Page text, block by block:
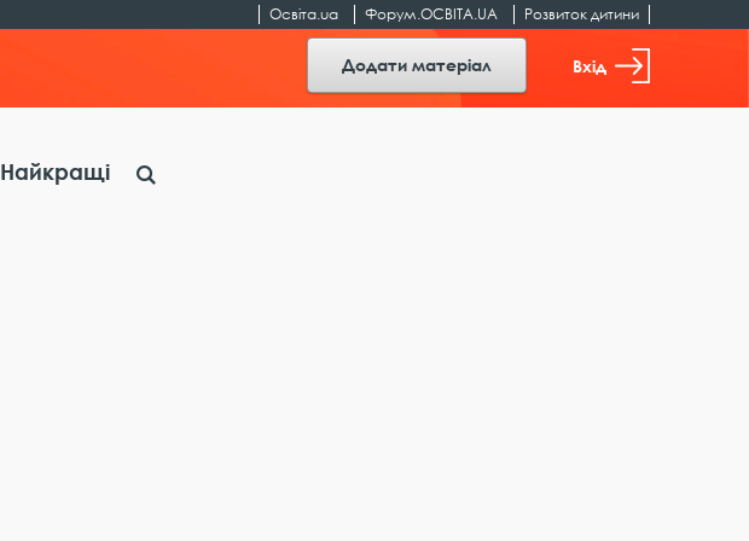
Освіта.ua Форум.ОСВІТА.UA Розвиток дитини
Додати матеріал Вхід
Найкращі